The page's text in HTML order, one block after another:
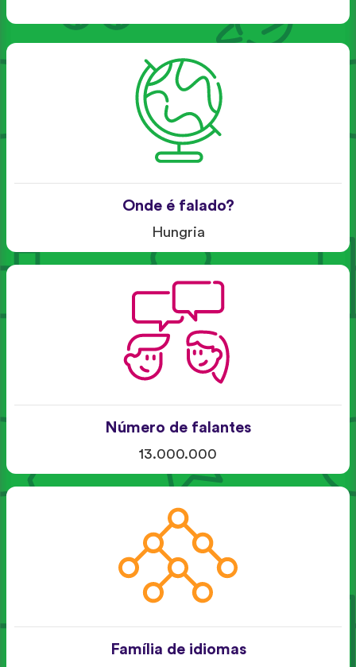
Onde é falado?
Hungria
Número de falantes
13.000.000
Família de idiomas